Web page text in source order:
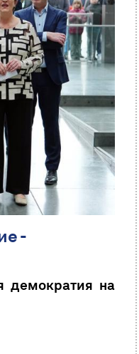
-
демократия на